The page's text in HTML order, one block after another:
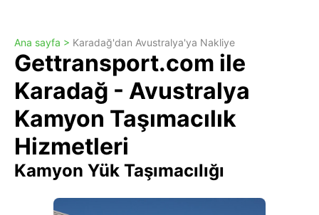
Ana sayfa > Karadağ'dan Avustralya'ya Nakliye
Gettransport.com ile
Karadağ - Avustralya
Kamyon Taşımacılık
Hizmetleri
Kamyon Yük Taşımacılığı